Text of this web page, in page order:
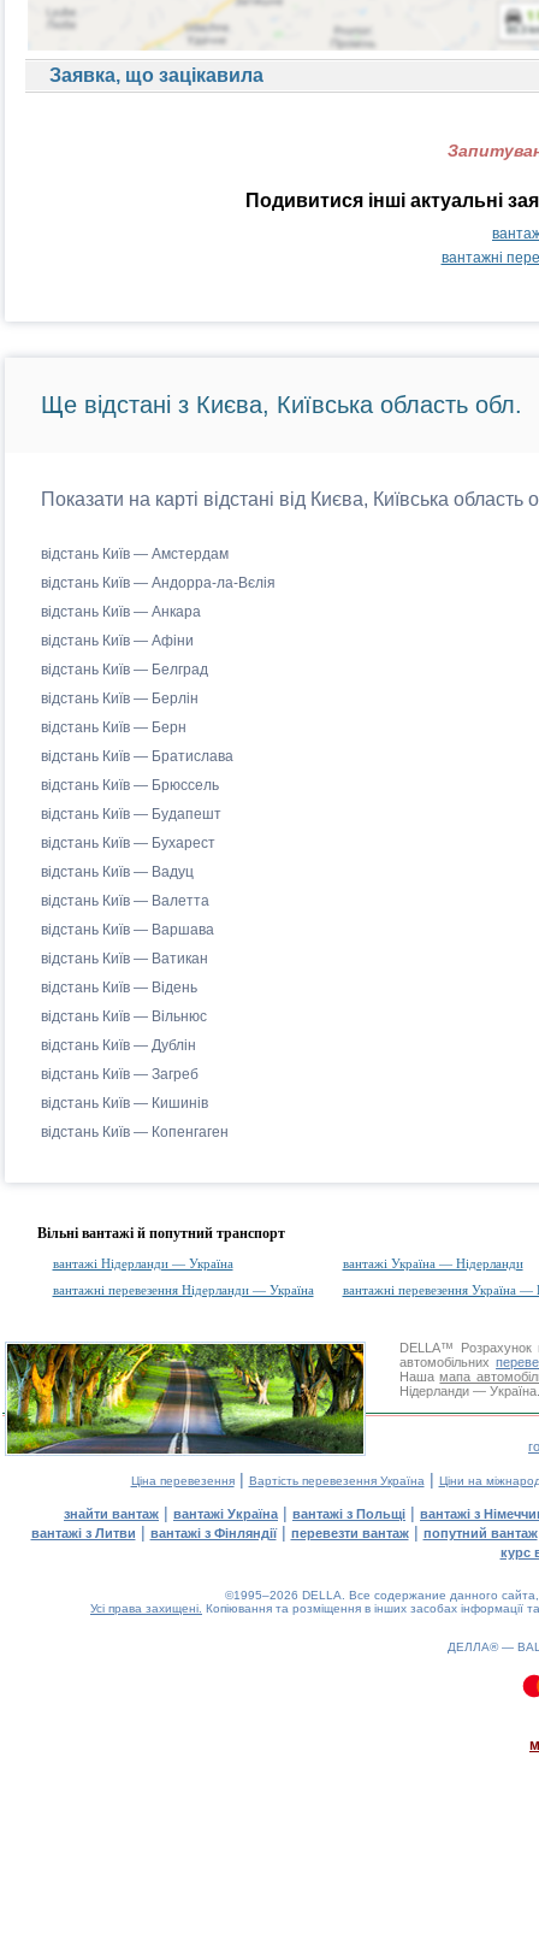
Заявка, що зацікавила
Подивитися інші актуальні
вантажні
Ще відстані з Києва, Київська область обл.
Показати на карті відстані від Києва, Київська
відстань Київ — Амстердам
відстань Київ — Андорра-ла-Вєлія
відстань Київ — Анкара
відстань Київ — Афіни
відстань Київ — Белград
відстань Київ — Берлін
відстань Київ — Берн
відстань Київ — Братислава
відстань Київ — Брюссель
відстань Київ — Будапешт
відстань Київ — Бухарест
відстань Київ — Вадуц
відстань Київ — Валетта
відстань Київ — Варшава
відстань Київ — Ватикан
відстань Київ — Відень
відстань Київ — Вільнюс
відстань Київ — Дублін
відстань Київ — Загреб
відстань Київ — Кишинів
відстань Київ — Копенгаген
Вільні вантажі й попутний транспорт
вантажі Нідерланди — Україна
вантажі Україна — Нідерланди
вантажні перевезення Нідерланди — Україна
вантажні перевезення Україна —
DELLA™
Розрахунок
автомобільних
Нашамапа
Нідерланди —
Ціна перевезення| Вартість перевезення Україна | Ціни на
знайти вантаж | вантажі Україна | вантажі з Польщі | вантажі з
вантажі з Литви | вантажі з Фінляндії| перевезти вантаж| попутний вантаж
курс
©1995–2026 DELLA. Все содержание данного
Усі права захищені. Копіювання та розміщення в інших засобах інформації
ДЕЛЛА® —